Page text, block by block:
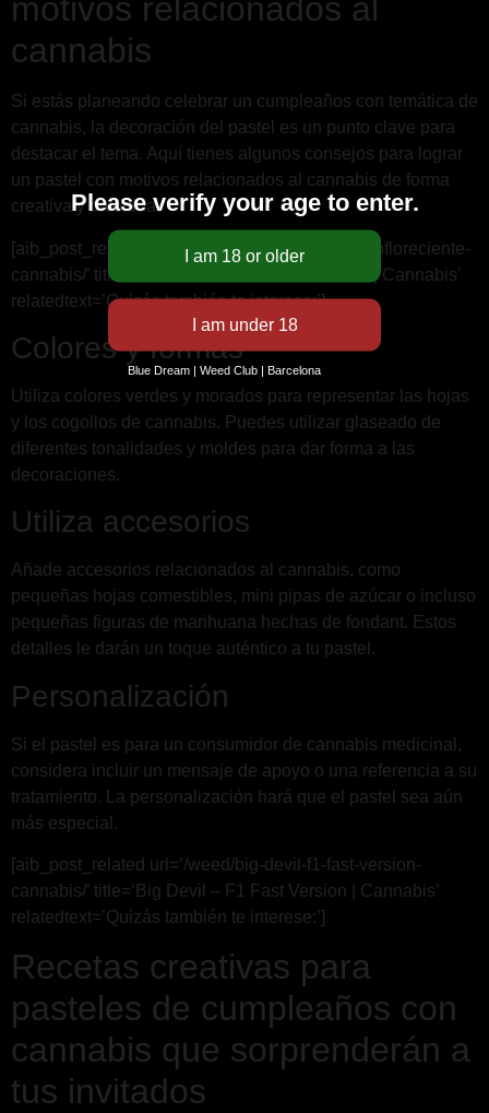
motivos relacionados al
cannabis
Si estás planeando celebrar un cumpleaños con temática de
cannabis, la decoración del pastel es un punto clave para
destacar el tema. Aquí tienes algunos consejos para lograr
un pastel con motivos relacionados al cannabis de forma
creativa y divertida.
[aib_post_related url=’/weed/amnesia-bilbo-autofloreciente-
cannabis/’ title=’Amnesia Bilbo Autofloreciente | Cannabis’
relatedtext=’Quizás también te interese:’]
Colores y formas
Utiliza colores verdes y morados para representar las hojas
y los cogollos de cannabis. Puedes utilizar glaseado de
diferentes tonalidades y moldes para dar forma a las
decoraciones.
Utiliza accesorios
Añade accesorios relacionados al cannabis, como
pequeñas hojas comestibles, mini pipas de azúcar o incluso
pequeñas figuras de marihuana hechas de fondant. Estos
detalles le darán un toque auténtico a tu pastel.
Personalización
Si el pastel es para un consumidor de cannabis medicinal,
considera incluir un mensaje de apoyo o una referencia a su
tratamiento. La personalización hará que el pastel sea aún
más especial.
[aib_post_related url=’/weed/big-devil-f1-fast-version-
cannabis/’ title=’Big Devil – F1 Fast Version | Cannabis’
relatedtext=’Quizás también te interese:’]
Recetas creativas para
pasteles de cumpleaños con
cannabis que sorprenderán a
tus invitados
Please verify your age to enter.
Blue Dream | Weed Club | Barcelona